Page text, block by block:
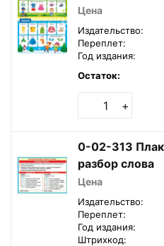
Цена
Издательство:
Переплет:
Год издания:
Остаток:
+
0-02-313
разбор слова
Цена
Издательство:
Переплет:
Год издания:
Штрихкод: